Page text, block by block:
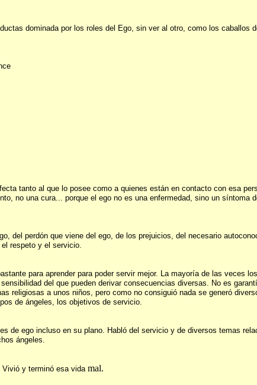
dominada por los roles del Ego, sin ver al otro, como los caballos
tanto al que lo posee como a quienes están en contacto con esa
no una cura... porque el ego no es una enfermedad, sino un síntoma
del perdón que viene del ego, de los prejuicios, del necesario
respeto y el servicio.
para aprender para poder servir mejor. La mayoría de las veces
del que pueden derivar consecuencias diversas. No es
religiosas a unos niños, pero como no consiguió nada se generó
de ángeles, los objetivos de servicio.
de ego incluso en su plano. Habló del servicio y de diversos temas
ángeles.
Vivió y terminó esa vida mal.